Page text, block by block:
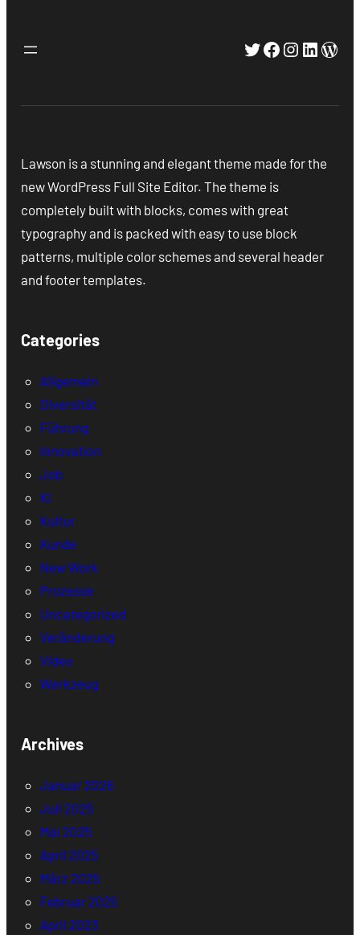
Twitter
Facebook
Lawson is a stunning and elegant theme made for the
new WordPress Full Site Editor. The theme is
completely built with blocks, comes with great
typography and is packed with easy to use block
patterns, multiple color schemes and several header
and footer templates.
Categories
Allgemein
Diversität
Führung
Innovation
Job
KI
Kultur
Kunde
New Work
Prozesse
Uncategorized
Veränderung
Video
Werkzeug
Archives
Januar 2026
Juli 2025
Mai 2025
April 2025
März 2025
Februar 2025
April 2023